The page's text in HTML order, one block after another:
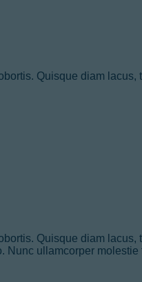
Quisque diam
Quisque diam
ullamcorper molestie